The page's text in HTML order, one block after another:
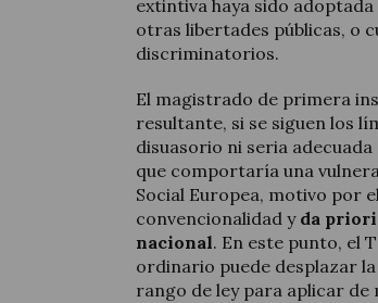
extintiva haya sido
otras libertades públicas, o
discriminatorios.
El magistrado de primera
resultante, si se siguen los
disuasorio ni seria
que comportaría una
Social Europea, motivo por
convencionalidad y da
nacional. En este punto, el
ordinario puede desplazar
rango de ley para aplicar